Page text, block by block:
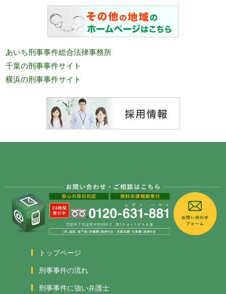
あいち刑事事件総合法律事務所
千葉の刑事事件サイト
横浜の刑事事件サイト
トップページ
刑事事件の流れ
刑事事件に強い弁護士